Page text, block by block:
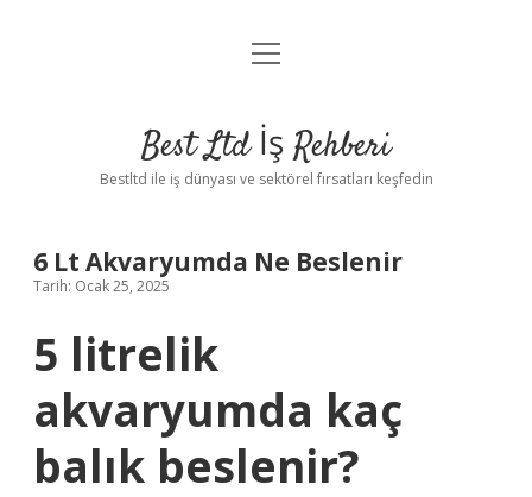
Anasayfa
Yasal Uyarı
menüyü
Best Ltd İş Rehberi
Bestltd ile iş dünyası ve sektörel fırsatları keşfedin
6 Lt Akvaryumda Ne Beslenir
Tarih: Ocak 25, 2025
5 litrelik
akvaryumda kaç
balık beslenir?